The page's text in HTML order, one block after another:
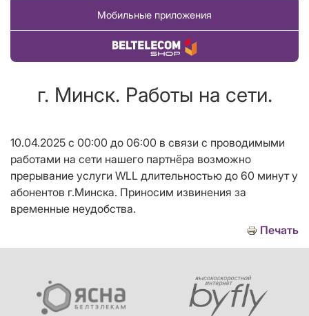
Мобильные приложения
Купить товар
г. Минск. Работы на сети.
10.04.2025 с 00:00 до 06:00 в связи с проводимыми
работами на сети нашего партнёра возможно
прерывание услуги WLL длительностью до 60 минут у
абонентов г.Минска. Приносим извинения за
временные неудобства.
Печать